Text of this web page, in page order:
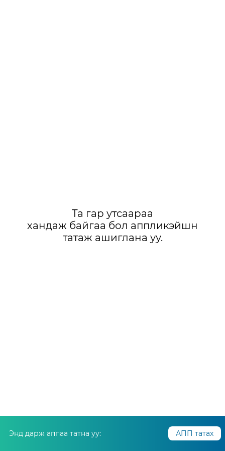
Та гар утсаараа
хандаж байгаа бол аппликэйшн
татаж ашиглана уу.
Энд дарж аппаа татна уу: АПП татах